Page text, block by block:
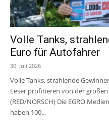
Volle Tanks,
Euro für Autofahrer
30. Juli 2026
Volle Tanks, strahlende
Leser profitieren von der großen
(RED/NORSCH) Die EGRO
haben 100...